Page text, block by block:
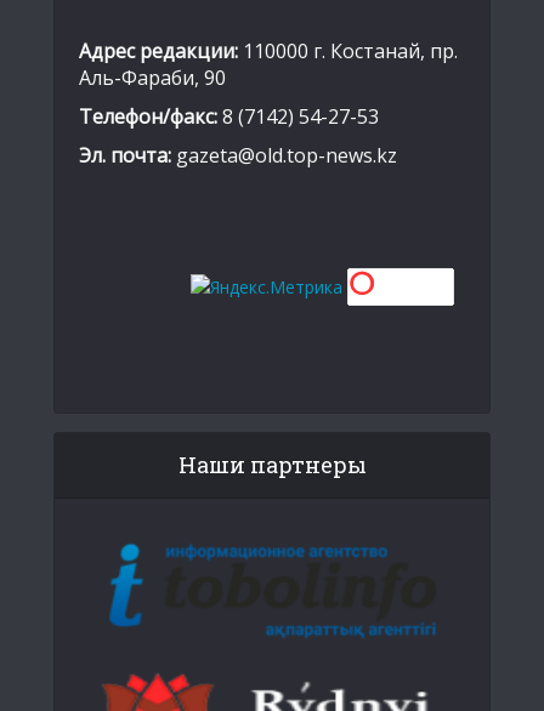
Адрес редакции: 110000 г. Костанай, пр.
Аль-Фараби, 90
Телефон/факс:8 (7142) 54-27-53
Эл. почта: gazeta@old.top-news.kz
Наши партнеры